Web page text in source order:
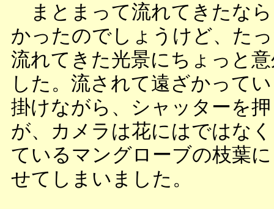
まとまって流れてきたな
かったのでしょうけど、た
流れてきた光景にちょっと
した。流されて遠ざかって
掛けながら、シャッターを
が、カメラは花にはではな
ているマングローブの枝葉
せてしまいました。